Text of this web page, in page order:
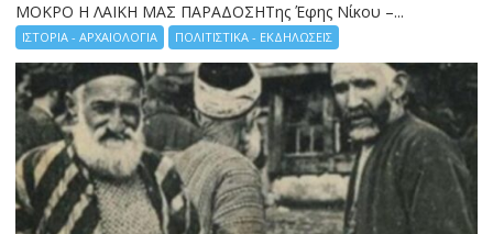
ΜΟΚΡΟ Η ΛΑΙΚΗ ΜΑΣ ΠΑΡΑΔΟΣΗΤης Έφης Νίκου –...
ΙΣΤΟΡΙΑ - ΑΡΧΑΙΟΛΟΓΙΑ ΠΟΛΙΤΙΣΤΙΚΑ - ΕΚΔΗΛΩΣΕΙΣ